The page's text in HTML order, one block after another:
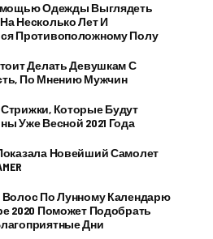
Одежды Выглядеть
Несколько Лет И
Противоположному Полу
Делать Девушкам С
По Мнению Мужчин
Которые Будут
Уже Весной 2021 Года
Новейший Самолет
Волос По Лунному Календарю
2020 Поможет Подобрать
Дни